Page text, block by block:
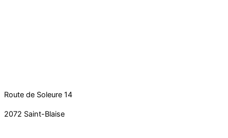
Route de Soleure 14
2072 Saint-Blaise